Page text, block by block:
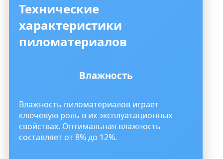
Технические
характеристики
пиломатериалов
Влажность
Влажность пиломатериалов играет
ключевую роль в их эксплуатационных
свойствах. Оптимальная влажность
составляет от 8% до 12%.